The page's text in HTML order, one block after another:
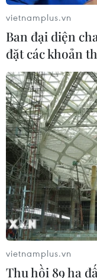
Tà áo truyền
hữu nghị 50 năm
06/08/2026 07:30
Nâng cấp Quảng
Tạo tiền đề phát
địa phương
06/08/2026 07:30
Chủ tịch Quốc
mạc Triển lãm 50
giao Việt Nam-
vietnamplus.vn
Ban đại diện
đặt các khoản
vietnamplus.vn
Thu hồi 89 ha